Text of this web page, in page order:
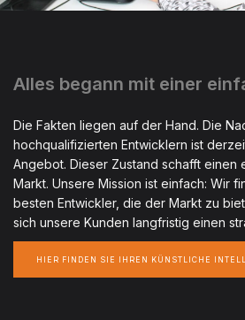
Alles begann mit einer
Die Fakten liegen auf der Hand. Die
hochqualifizierten Entwicklern ist
Angebot. Dieser Zustand schafft einen
Markt. Unsere Mission ist einfach: Wir
besten Entwickler, die der Markt zu
sich unsere Kunden langfristig einen
HIER FINDEN SIE IHREN KÜNSTLICHE